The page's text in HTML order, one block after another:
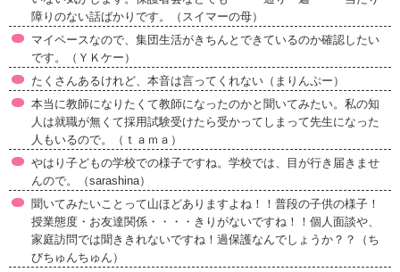
障りのない話ばかりです。（スイマーの母）
マイペースなので、集団生活がきちんとできているのか確認したい
です。（ＹＫケー）
たくさんあるけれど、本音は言ってくれない（まりんぷー）
本当に教師になりたくて教師になったのかと聞いてみたい。私の知
人は就職が無くて採用試験受けたら受かってしまって先生になった
人もいるので。（ｔａｍａ）
やはり子どもの学校での様子ですね。学校では、目が行き届きませ
んので。（sarashina）
聞いてみたいことって山ほどありますよね！！普段の子供の様子！
授業態度・お友達関係・・・・きりがないですね！！個人面談や、
家庭訪問では聞ききれないですね！過保護なんでしょうか？？（ち
びちゅんちゅん）